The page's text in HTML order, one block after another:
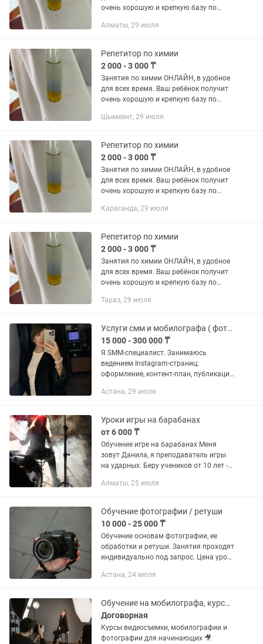
очень хорошую и крепкую базу по
знаний. Уроки будут проходить в
Алматы, 29 июля
Репетитор по химии
2 000 - 3 000 ₸
Занятия по химии ОНЛАЙН, в удобное
для всех время. Ваш ребёнок получит
очень хорошую и крепкую базу по
знаний. Уроки будут проходить в
Шымкент, 29 июля
Репетитор по химии
2 000 - 3 000 ₸
Занятия по химии ОНЛАЙН, в удобное
для всех время. Ваш ребёнок получит
очень хорошую и крепкую базу по
знаний. Уроки будут проходить в
Караганда, 29 июля
Репетитор по химии
2 000 - 3 000 ₸
Занятия по химии ОНЛАЙН, в удобное
для всех время. Ваш ребёнок получит
очень хорошую и крепкую базу по
знаний. Уроки будут проходить в
Тараз, 29 июля
Услуги смм и мобилографа ( фотографа )
15 000 - 300 000 ₸
Я SMM-специалист. Занимаюсь
ведением Instagram-страниц:
оформление, контент-план, публикации
разовые услуги: съёмка фото и видео,
Астана, 29 июля
Уроки игры на барабанах
от 6 000 ₸
Обучение игре на барабанах Меня
зовут Данила, я преподаватель игры
на ударных. Беру учеников от 10 лет -
большой опыт студийной записи и
Алматы, 25 июля
Обучение фотографии / ретуши
10 000 - 25 000 ₸
Обучение основам фотографии, ее
обработки и ретуши. Занятия проходят
индивидуально под запрос. Цена урока
Астана, 24 июля
Обучение на мобилографа, курсы фотографа и видеографа в Астане
Договорная
Курсы видеосъемки, мобилографии и
фотографии для начинающих 🎥